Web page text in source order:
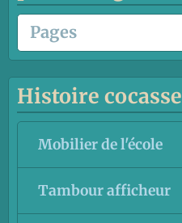
Histoire cocasse
Mobilier de l'école
Tambour afficheur